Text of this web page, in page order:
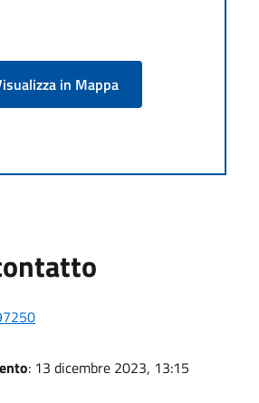
in Mappa
: 13 dicembre 2023, 13:15